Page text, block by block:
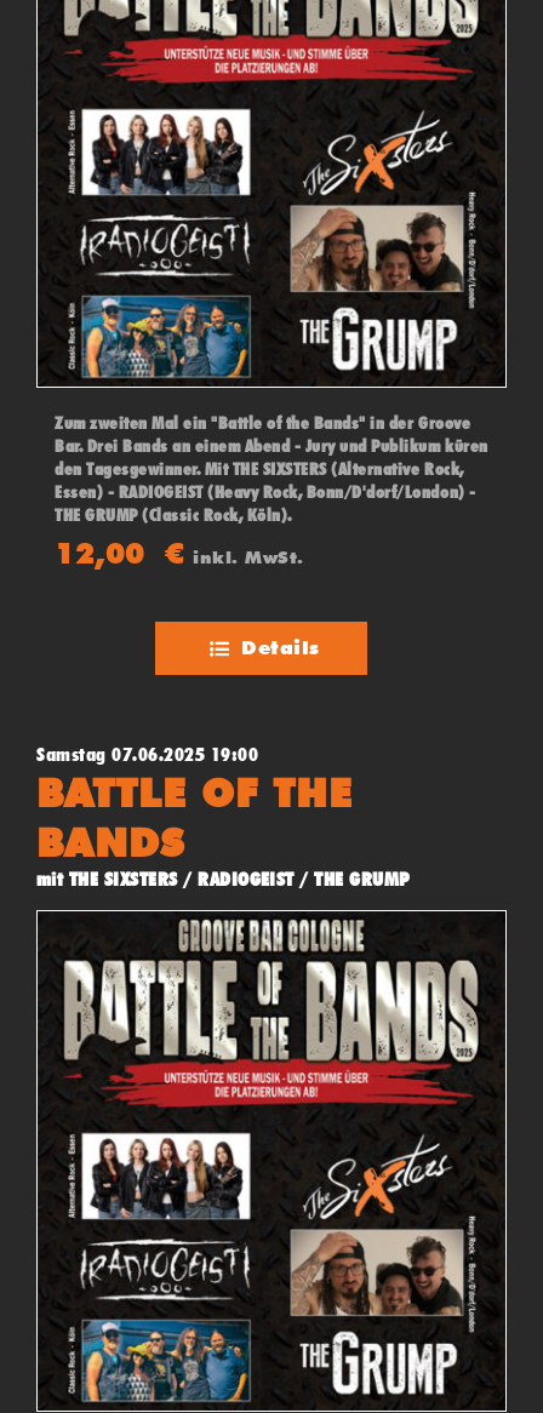
Zum zweiten Mal ein "Battle of the Bands" in der Groove
Bar. Drei Bands an einem Abend - Jury und Publikum küren
den Tagesgewinner. Mit THE SIXSTERS (Alternative Rock,
Essen) - RADIOGEIST (Heavy Rock, Bonn/D'dorf/London) -
THE GRUMP (Classic Rock, Köln).
12,00€ inkl. MwSt.
Details
Samstag 07.06.2025 19:00
BATTLE OF THE
BANDS
mit THE SIXSTERS / RADIOGEIST / THE GRUMP